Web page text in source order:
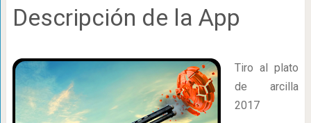
Descripción de la App
Tiro al plato
de arcilla
2017